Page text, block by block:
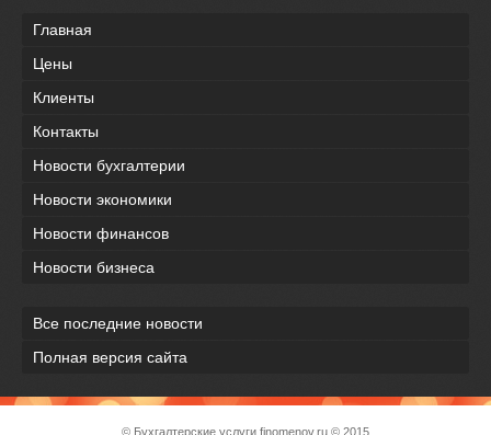
Главная
Цены
Клиенты
Контакты
Новости бухгалтерии
Новости экономики
Новости финансов
Новости бизнеса
Все последние новости
Полная версия сайта
© Бухгалтерские услуги finomenov.ru © 2015